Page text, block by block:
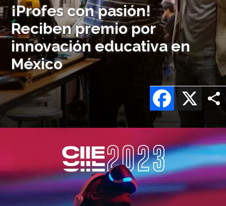
¡Profes con pasión!
Reciben premio por
innovación educativa en
México
X
Facebook